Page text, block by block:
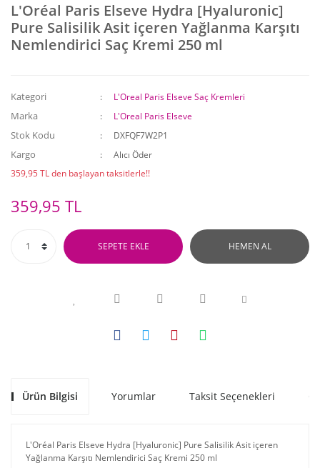
L'Oréal Paris Elseve Hydra [Hyaluronic]
Pure Salisilik Asit içeren Yağlanma Karşıtı
Nemlendirici Saç Kremi 250 ml
Kategori L'Oreal Paris Elseve Saç Kremleri
Marka L'Oreal Paris Elseve
Stok Kodu DXFQF7W2P1
Kargo
Alıcı Öder
359,95 TL den başlayan taksitlerle!!
359,95 TL
SEPETE EKLE HEMEN AL
Ürün Bilgisi Yorumlar Taksit Seçenekleri
L'Oréal Paris Elseve Hydra [Hyaluronic] Pure Salisilik Asit içeren
Yağlanma Karşıtı Nemlendirici Saç Kremi 250 ml